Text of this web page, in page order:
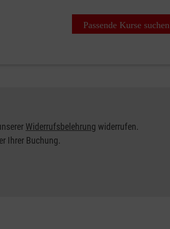
Passende Kurse suchen
Widerrufsbelehrung widerrufen.
Ihrer Buchung.